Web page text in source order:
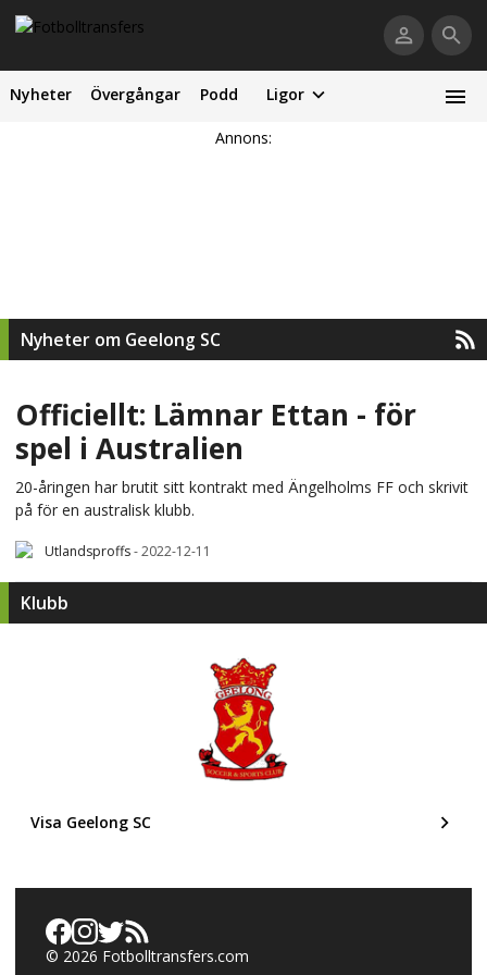
Nyheter Övergångar Podd Ligor
Annons:
Nyheter om Geelong SC
Officiellt: Lämnar Ettan - för
spel i Australien
20-åringen har brutit sitt kontrakt med Ängelholms FF och skrivit
på för en australisk klubb.
Utlandsproffs-2022-12-11
Klubb
Visa Geelong SC
© 2026 Fotbolltransfers.com